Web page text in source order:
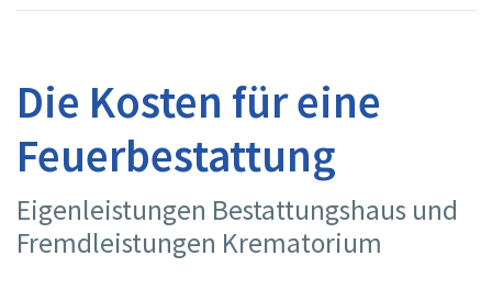
Die Kosten für eine
Feuerbestattung
Eigenleistungen Bestattungshaus und
Fremdleistungen Krematorium